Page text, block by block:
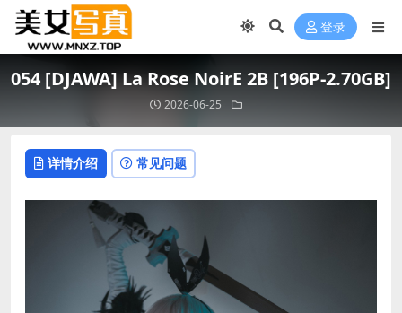
登录
054 [DJAWA] La Rose NoirE 2B [196P-2.70GB]
2026-06-25
详情介绍 常见问题